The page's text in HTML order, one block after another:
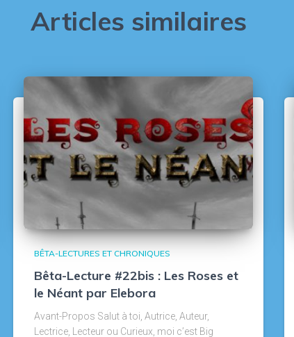
Articles similaires
BÊTA-LECTURES ET CHRONIQUES
Bêta-Lecture #22bis : Les Roses et
le Néant par Elebora
Avant-Propos Salut à toi, Autrice, Auteur,
Lectrice, Lecteur ou Curieux, moi c’est Big